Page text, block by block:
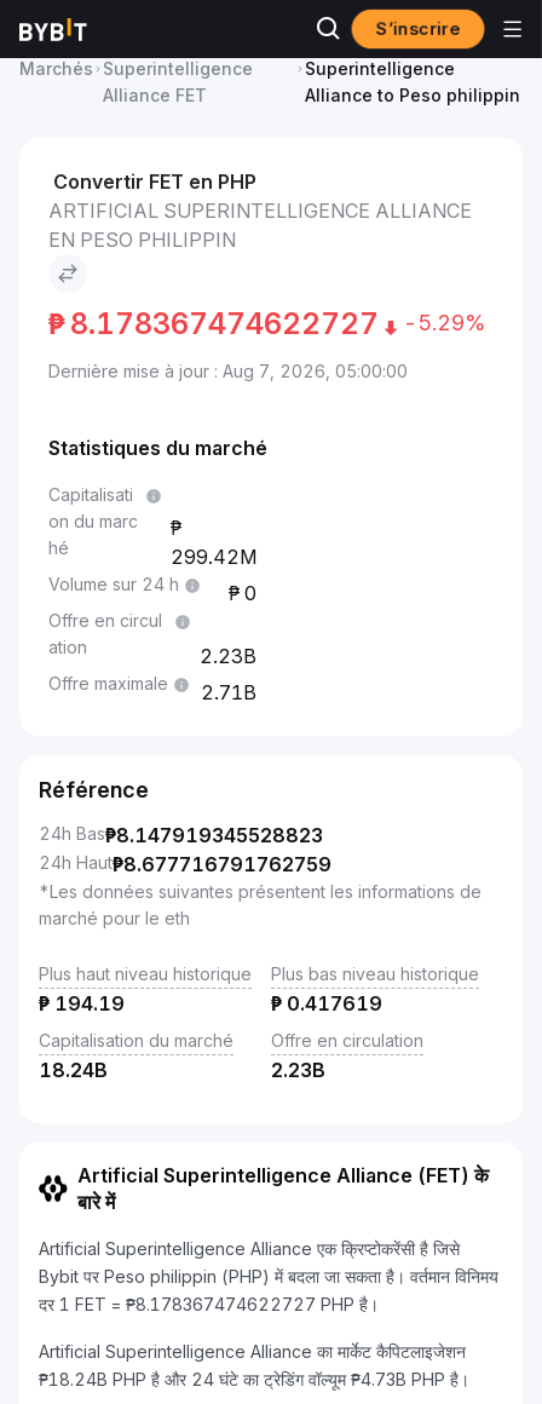
S’inscrire
Marchés Superintelligence
Alliance FET
Artificial
Superintelligence
Alliance to Peso philippin
Convertir FET en PHP
ARTIFICIAL SUPERINTELLIGENCE ALLIANCE
EN PESO PHILIPPIN
₱8.178367474622727 -5.29%
Dernière mise à jour : Aug 7, 2026, 05:00:00
Statistiques du marché
Capitalisati
on du marc
hé
299.42M
Volume sur 24 h 0
Offre en circul
ation
2.23B
Offre maximale 2.71B
Référence
24h Bas₱8.147919345528823
24h Haut₱8.677716791762759
*Les données suivantes présentent les informations de
marché pour le eth
Plus haut niveau historique
₱ 194.19
Plus bas niveau historique
₱ 0.417619
Capitalisation du marché
18.24B
Offre en circulation
2.23B
Artificial Superintelligence Alliance (FET) के
बारे में
Artificial Superintelligence Alliance एक क्रिप्टोकरेंसी है जिसे
Bybit पर Peso philippin (PHP) में बदला जा सकता है। वर्तमान विनिमय
दर 1 FET = ₱8.178367474622727 PHP है।
Artificial Superintelligence Alliance का मार्केट कैपिटलाइजेशन
₱18.24B PHP है और 24 घंटे का ट्रेडिंग वॉल्यूम ₱4.73B PHP है।